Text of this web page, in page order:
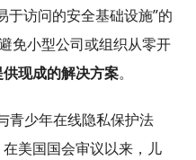
于访问的安全基础设施”的
免小型公司或组织从零开
现成的解决方案。
青少年在线隐私保护法
美国国会审议以来，儿